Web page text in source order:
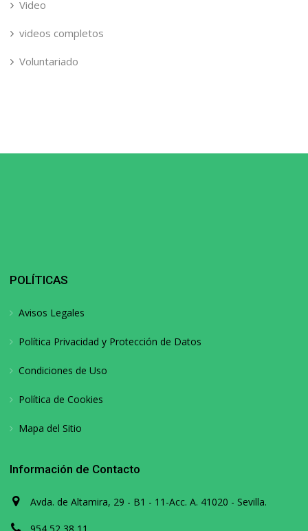
Video
videos completos
Voluntariado
POLÍTICAS
Avisos Legales
Política Privacidad y Protección de Datos
Condiciones de Uso
Política de Cookies
Mapa del Sitio
Información de Contacto
Avda. de Altamira, 29 - B1 - 11-Acc. A. 41020 - Sevilla.